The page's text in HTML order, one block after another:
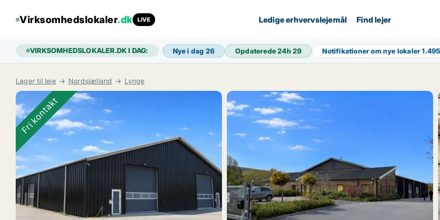
Virksomhedslokaler.dk LIVE Ledige erhvervslejemål Find lejer
VIRKSOMHEDSLOKALER.DK I DAG: Nye i dag 26 Opdaterede 24h29 Notifikationer om nye lokaler1.495
Lager til leje Nordsjælland Lynge
Fri kontakt